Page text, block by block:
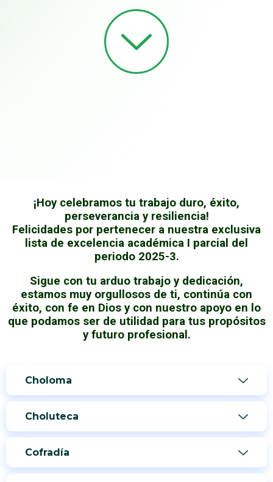
¡Hoy celebramos tu trabajo duro, éxito,
perseverancia y resiliencia!
Felicidades por pertenecer a nuestra exclusiva
lista de excelencia académica I parcial del
periodo 2025-3.
Sigue con tu arduo trabajo y dedicación,
estamos muy orgullosos de ti, continúa con
éxito, con fe en Dios y con nuestro apoyo en lo
que podamos ser de utilidad para tus propósitos
y futuro profesional.
Choloma
Choluteca
Cofradía